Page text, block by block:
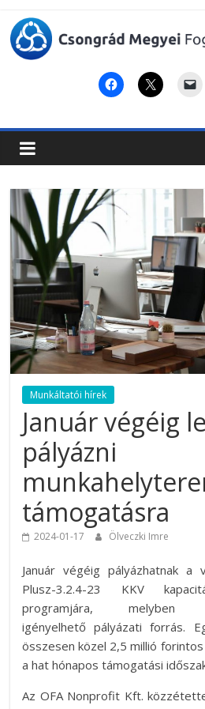
Csongrád
Megyei
Paktum
Munkáltatói hírek
Január végéig
pályázni
támogatásra
2024-01-17 Ölveczki Imre
Január végéig pályázhatnak a
Plusz-3.2.4-23 KKV
programjára, melyben
igényelhető pályázati forrás.
összesen közel 2,5 millió
a hat hónapos támogatási
Az OFA Nonprofit Kft.